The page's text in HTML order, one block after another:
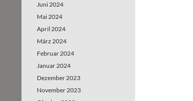
Juni 2024
Mai 2024
April 2024
März 2024
Februar 2024
Januar 2024
Dezember 2023
November 2023